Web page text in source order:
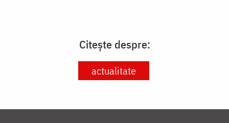
Citește despre:
actualitate